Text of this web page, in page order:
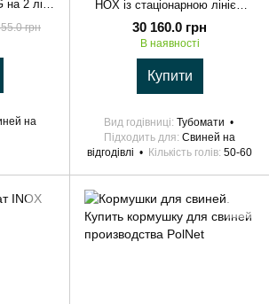
2 лінії
грн
на
HOX із стаціонарною лінією
подачі води
30 160.0 грн
В наявності
Купити
Вид годівниці Тубомати
Підходить для Свиней на
відгодівлі
Кількість голів 50-60